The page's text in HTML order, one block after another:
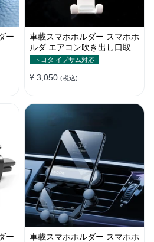
ー
車載スマホホルダー スマホホ
ルダ エアコン吹き出し口取り
付け 全機種 可愛い アニメ
トヨタ イプサム対応
¥ 3,050 (税込)
ー
車載スマホホルダー スマホホ